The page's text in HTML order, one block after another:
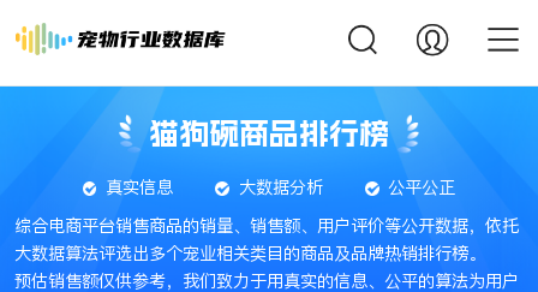
猫狗碗商品排行榜
真实信息 大数据分析
公平公正
综合电商平台销售商品的销量、销售额、用户评价等公开数据，依托
大数据算法评选出多个宠业相关类目的商品及品牌热销排行榜。
预估销售额仅供参考，我们致力于用真实的信息、公平的算法为用户